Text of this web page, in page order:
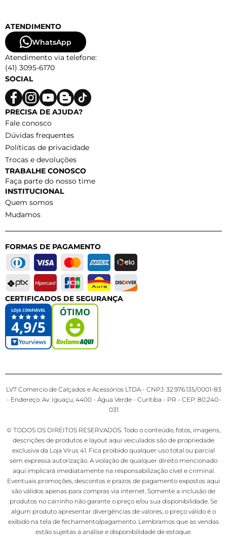
ATENDIMENTO
WhatsApp
Atendimento via telefone:
(41) 3095-6170
SOCIAL
PRECISA DE AJUDA?
Fale conosco
Dúvidas frequentes
Políticas de privacidade
Trocas e devoluções
TRABALHE CONOSCO
Faça parte do nosso time
INSTITUCIONAL
Quem somos
Mudamos
FORMAS DE PAGAMENTO
CERTIFICADOS DE SEGURANÇA
LV7 Comercio de Calçados e Acessórios LTDA - CNPJ: 32.976.135/0001-83
- Endereço: Av. Iguaçu, 4400 - Água Verde - Curitiba - PR - CEP: 80.240-
031
© TODOS OS DIREITOS RESERVADOS. Todo o conteúdo, fotos, imagens,
descrições de produtos e layout aqui veiculados são de propriedade
exclusiva da Loja Virus 41. Fica proibido qualquer uso total ou parcial
sem expressa autorização. A violação de qualquer direito mencionado
aqui implicará imediatamente na responsabilização cível e criminal.
Eventuais promoções, descontos e prazos de pagamento expostos aqui
são válidos apenas para compras via internet. Somente a inclusão de
produtos no carrinho não garante o preço e/ou sua disponibilidade. Se
algum produto apresentar divergências de valores, o preço válido é o
exibido na tela de fechamento/pagamento. Lembramos que as vendas
estão sujeitas a análise e disponibilidade de estoque.